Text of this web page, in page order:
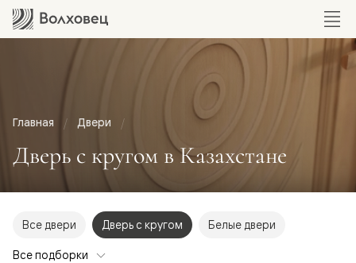
Главная Двери
Дверь с кругом в Казахстане
Все двери Дверь с кругом Белые двери
Все подборки